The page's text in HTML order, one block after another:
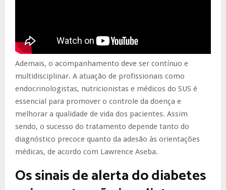
Ademais, o acompanhamento deve ser contínuo e
multidisciplinar. A atuação de profissionais como
endocrinologistas, nutricionistas e médicos do SUS é
essencial para promover o controle da doença e
melhorar a qualidade de vida dos pacientes. Assim
sendo, o sucesso do tratamento depende tanto do
diagnóstico precoce quanto da adesão às orientações
médicas, de acordo com Lawrence Aseba.
Os sinais de alerta do diabetes